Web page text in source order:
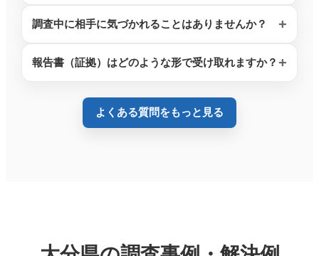
調査中に相手に気づかれることはありませんか？
報告書（証拠）はどのような形で受け取れますか？
よくある質問をもっと見る